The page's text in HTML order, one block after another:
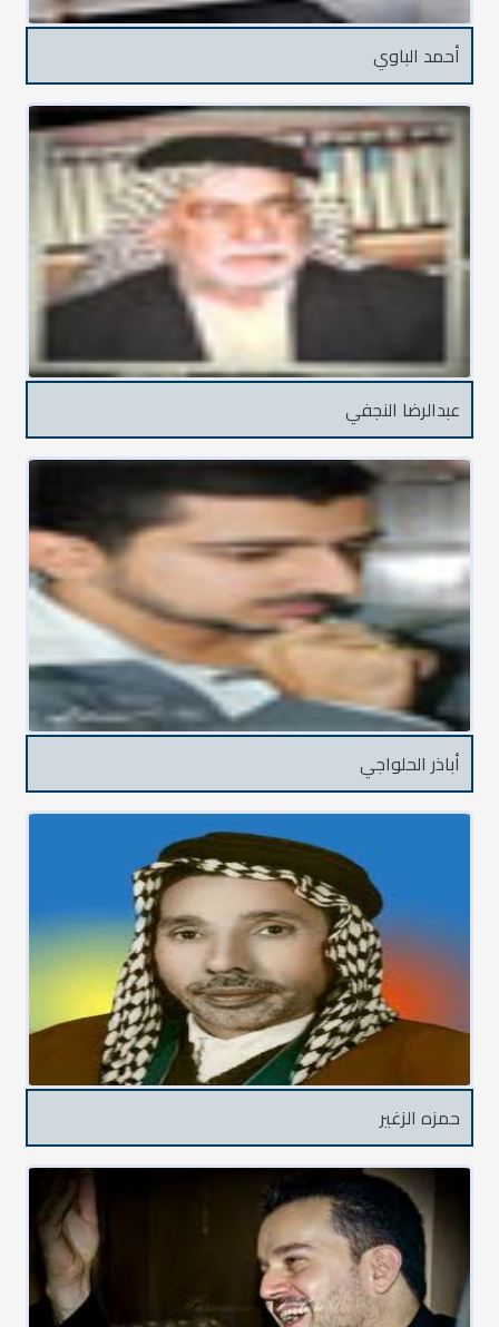
أحمد الباوي
عبدالرضا النجفي
أباذر الحلواجي
حمزه الزغير